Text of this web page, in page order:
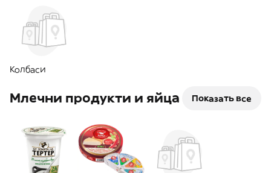
Колбаси
Млечни продукти и яйца Показать все